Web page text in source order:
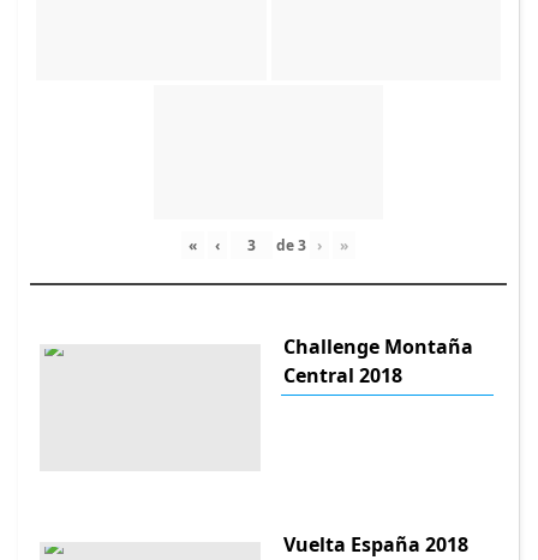
« ‹ de3 › »
Challenge Montaña
Central 2018
Vuelta España 2018